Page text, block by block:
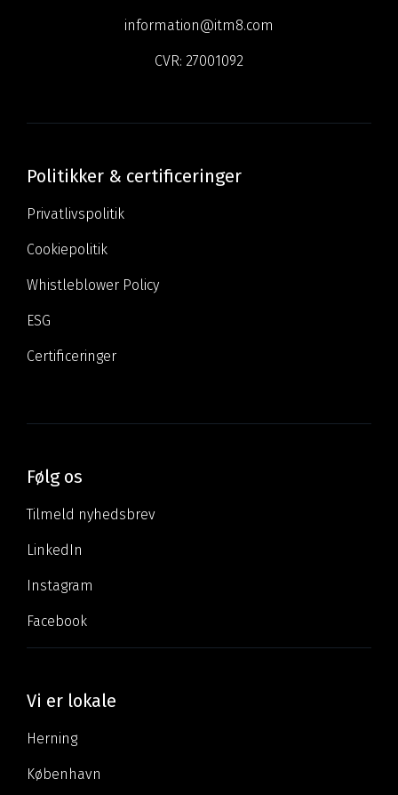
information@itm8.com
CVR: 27001092
Politikker & certificeringer
Privatlivspolitik
Cookiepolitik
Whistleblower Policy
ESG
Certificeringer
Følg os
Tilmeld nyhedsbrev
LinkedIn
Instagram
Facebook
Vi er lokale
Herning
København